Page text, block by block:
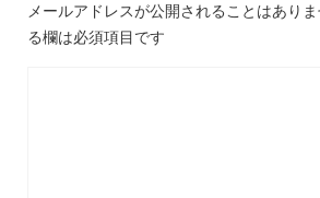
メールアドレスが公開されることはありま
る欄は必須項目です